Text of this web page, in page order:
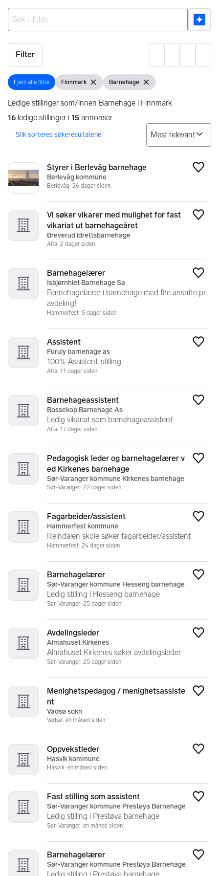
Filter
Fjern alle filtre
Fjern alle filtre Vis filter
Finnmark Fjern filterVis filter
Barnehage Fjern filter
Ledige stillinger som/innen Barnehage i Finnmark
16 ledige stillinger i 15 annonser
Søkeresultater
Styrer i Berlevåg barnehage
Berlevåg kommune
Berlevåg 26 dager siden
Vi søker vikarer med mulighet for fast
vikariat ut barnehageåret
Breverud idrettsbarnehage
Alta 2 dager siden
Barnehagelærer
Isbjørnhiet Barnehage Sa
Barnehagelærer i barnehage med fire ansatte pr.
avdeling!
Hammerfest 5 dager siden
Assistent
Furuly barnehage as
100% Assistent-stilling
Alta 11 dager siden
Barnehageassistent
Bossekop Barnehage As
Ledig vikariat som barnehageassistent
Alta 17 dager siden
Pedagogisk leder og barnehagelærer v
ed Kirkenes barnehage
Sør-Varanger kommune Kirkenes barnehage
Sør-Varanger 22 dager siden
Fagarbeider/assistent
Hammerfest kommune
Reindalen skole søker fagarbeider/assistent
Hammerfest 24 dager siden
Barnehagelærer
Sør-Varanger kommune Hesseng barnehage
Ledig stilling i Hesseng barnehage
Sør-Varanger 25 dager siden
Avdelingsleder
Almahuset Kirkenes
Almahuset Kirkenes søker avdelingsleder
Sør-Varanger 25 dager siden
Menighetspedagog / menighetsassiste
nt
Vadsø sokn
Vadsø en måned siden
Oppvekstleder
Hasvik kommune
Hasvik en måned siden
Fast stilling som assistent
Sør-Varanger kommune Prestøya Barnehage
Ledig stilling i Prestøya barnehage
Sør-Varanger en måned siden
Barnehagelærer
Sør-Varanger kommune Prestøya Barnehage